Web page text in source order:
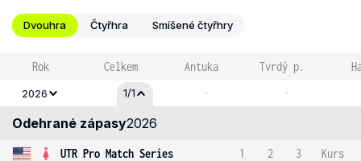
Dvouhra Čtyřhra Smíšené čtyřhry
Rok Celkem Antuka Tvrdý p.
2026 1/1 - -
Odehrané zápasy2026
UTR Pro Match Series 1 2 3
Kurs